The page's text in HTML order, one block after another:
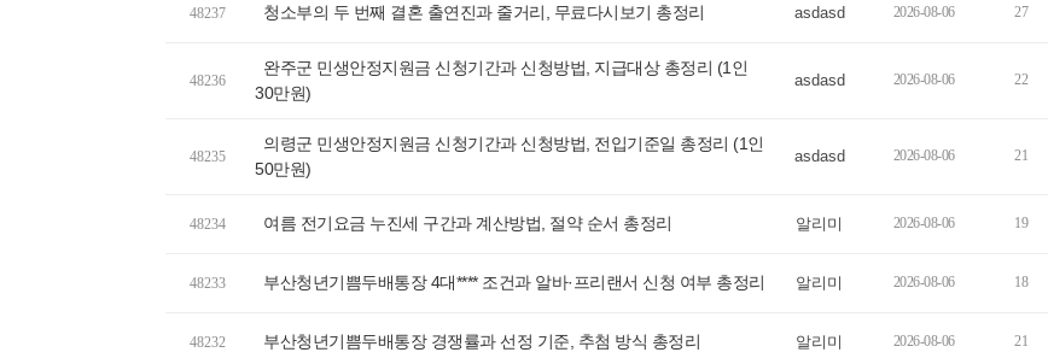
48237 청소부의 두 번째 결혼 출연진과 줄거리, 무료다시보기 총정리 asdasd 2026-08-06 27
48236
완주군 민생안정지원금 신청기간과 신청방법, 지급대상 총정리 (1인
30만원)
asdasd 2026-08-06 22
48235
의령군 민생안정지원금 신청기간과 신청방법, 전입기준일 총정리 (1인
50만원)
asdasd 2026-08-06 21
48234 여름 전기요금 누진세 구간과 계산방법, 절약 순서 총정리 알리미 2026-08-06 19
48233 부산청년기쁨두배통장 4대**** 조건과 알바·프리랜서 신청 여부 총정리 알리미 2026-08-06 18
48232 부산청년기쁨두배통장 경쟁률과 선정 기준, 추첨 방식 총정리 알리미 2026-08-06 21